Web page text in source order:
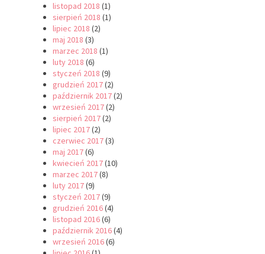
listopad 2018 (1)
sierpień 2018 (1)
lipiec 2018 (2)
maj 2018 (3)
marzec 2018 (1)
luty 2018 (6)
styczeń 2018 (9)
grudzień 2017(2)
październik 2017(2)
wrzesień 2017(2)
sierpień 2017(2)
lipiec 2017(2)
czerwiec 2017(3)
maj 2017(6)
kwiecień 2017(10)
marzec 2017(8)
luty 2017(9)
styczeń 2017(9)
grudzień 2016(4)
listopad 2016(6)
październik 2016(4)
wrzesień 2016(6)